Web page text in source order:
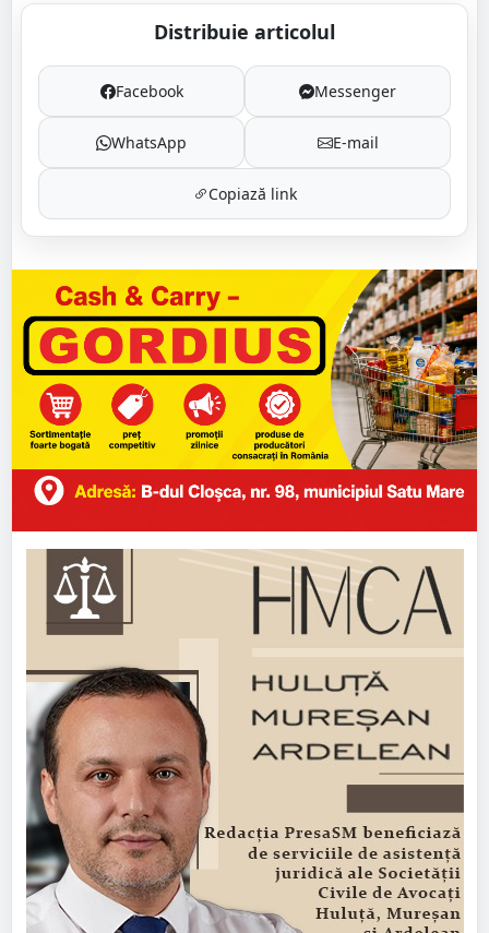
Distribuie articolul
Facebook Messenger
WhatsApp E-mail
Copiază link